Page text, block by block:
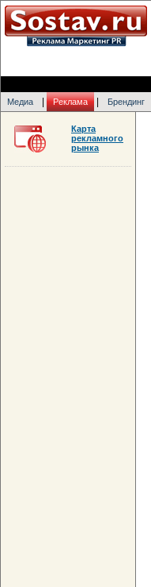
Медиа Реклама Брендинг
Карта
рекламного
рынка